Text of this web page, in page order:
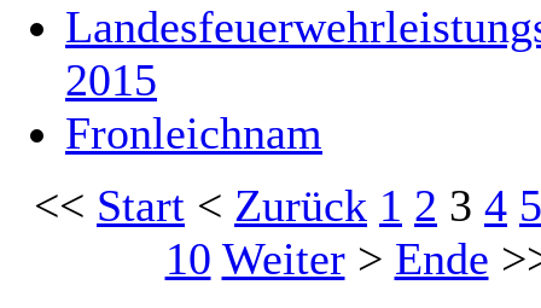
2015
Fronleichnam
<< Start < Zurück 1 2 3 4 5
10 Weiter> Ende